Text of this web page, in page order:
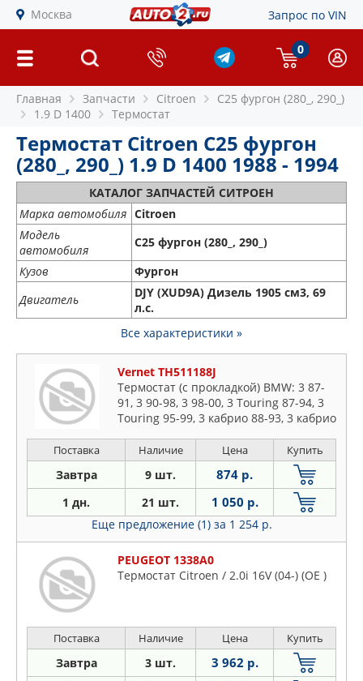
Москва Запрос по VIN
0
Главная Запчасти Citroen
C25 фургон (280_, 290_)
1.9 D 1400
Термостат
Термостат Citroen C25 фургон
(280_, 290_) 1.9 D 1400 1988 - 1994
КАТАЛОГ ЗАПЧАСТЕЙ СИТРОЕН
Марка автомобиля Citroen
Модель
автомобиля
C25 фургон (280_, 290_)
Кузов
Фургон
Двигатель
DJY (XUD9A) Дизель 1905 см3, 69
л.с.
Все характеристики »
Vernet TH511188J
Термостат (с прокладкой) BMW: 3 87-
91, 3 90-98, 3 98-00, 3 Touring 87-94, 3
Touring 95-99, 3 кабрио 88-93, 3 кабрио
Поставка Наличие Цена Купить
Завтра 9 шт. 874 р.
1 дн. 21 шт. 1 050 р.
Еще предложение (1) за 1 254 р.
PEUGEOT 1338A0
Термостат Citroen / 2.0i 16V (04-) (OE )
Поставка Наличие Цена Купить
Завтра 3 шт. 3 962 р.